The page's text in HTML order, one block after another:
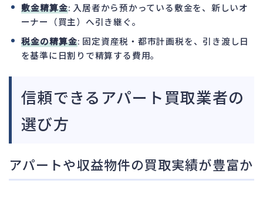
敷金精算金: 入居者から預かっている敷金を、新しいオ
ーナー（買主）へ引き継ぐ。
税金の精算金: 固定資産税・都市計画税を、引き渡し日
を基準に日割りで精算する費用。
信頼できるアパート買取業者の
選び方
アパートや収益物件の買取実績が豊富か